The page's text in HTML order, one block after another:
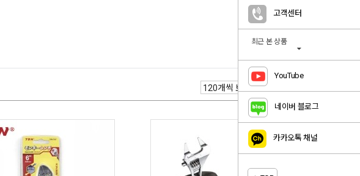
고객센터
최근 본 상품
YouTube
네이버 블로그
카카오톡 채널